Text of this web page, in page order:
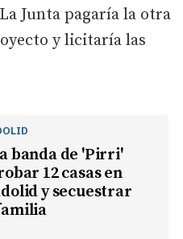
Junta pagaría la otra
y licitaría las
banda de 'Pirri'
12 casas en
y secuestrar